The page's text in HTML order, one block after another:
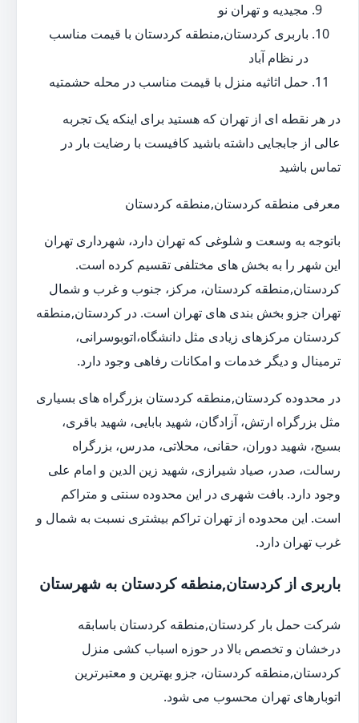
مجیدیه و تهران نو
باربری کردستان,منطقه کردستان با قیمت مناسب
در نظام آباد
حمل اثاثیه منزل با قیمت مناسب در محله حشمتیه
در هر نقطه ای از تهران که هستید برای اینکه یک تجربه
عالی از جابجایی داشته باشید کافیست با رضایت بار در
تماس باشید
معرفی منطقه کردستان,منطقه کردستان
باتوجه به وسعت و شلوغی که تهران دارد، شهرداری تهران
این شهر را به بخش های مختلفی تقسیم کرده است.
کردستان,منطقه کردستان، مرکز، جنوب و غرب و شمال
تهران جزو بخش بندی های تهران است. در کردستان,منطقه
کردستان مرکزهای زیادی مثل دانشگاه،اتوبوسرانی،
ترمینال و دیگر خدمات و امکانات رفاهی وجود دارد.
در محدوده کردستان,منطقه کردستان بزرگراه های بسیاری
مثل بزرگراه ارتش، آزادگان، شهید بابایی، شهید باقری،
بسیج، شهید دوران، حقانی، محلاتی، مدرس، بزرگراه
رسالت، صدر، صیاد شیرازی، شهید زین الدین و امام علی
وجود دارد. بافت شهری در این محدوده سنتی و متراکم
است. این محدوده از تهران تراکم بیشتری نسبت به شمال و
غرب تهران دارد.
باربری از کردستان,منطقه کردستان به شهرستان
شرکت حمل بار کردستان,منطقه کردستان باسابقه
درخشان و تخصص بالا در حوزه اسباب کشی منزل
کردستان,منطقه کردستان، جزو بهترین و معتبرترین
اتوبارهای تهران محسوب می شود.